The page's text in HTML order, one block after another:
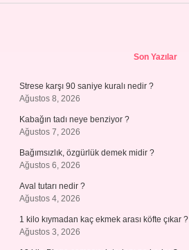
Son Yazılar
Strese karşı 90 saniye kuralı nedir ?
Ağustos 8, 2026
Kabağın tadı neye benziyor ?
Ağustos 7, 2026
Bağımsızlık, özgürlük demek midir ?
Ağustos 6, 2026
Aval tutarı nedir ?
Ağustos 4, 2026
1 kilo kıymadan kaç ekmek arası köfte çıkar ?
Ağustos 3, 2026